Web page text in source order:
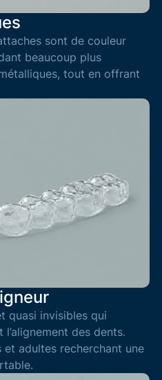
sont de couleur
beaucoup plus
tout en offrant
quasi invisibles qui
des dents.
adultes recherchant une